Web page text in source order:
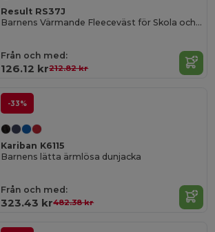
Result RS37J
Barnens Värmande Fleeceväst för Skola och Fritid
Från och med:
126.12 kr212.82 kr
-33%
Kariban K6115
Barnens lätta ärmlösa dunjacka
Från och med:
323.43 kr482.38 kr